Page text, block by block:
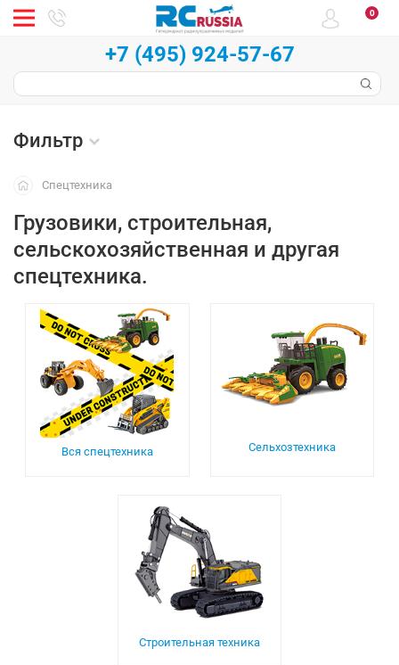
0
+7 (495) 924-57-67
Фильтр
Спецтехника
Грузовики, строительная,
сельскохозяйственная и другая
спецтехника.
Вся спецтехника Сельхозтехника
Строительная техника